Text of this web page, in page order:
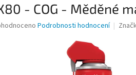
- COG - Měděné
Podrobnosti hodnocení